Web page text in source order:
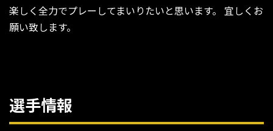
楽しく全力でプレーしてまいりたいと思います。 宜しくお
願い致します。
選手情報